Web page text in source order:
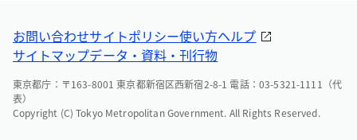
お問い合わせサイトポリシー使い方ヘルプ
サイトマップデータ・資料・刊行物
東京都庁：〒163-8001 東京都新宿区西新宿2-8-1 電話：03-5321-1111（代
表）
Copyright (C) Tokyo Metropolitan Government. All Rights Reserved.